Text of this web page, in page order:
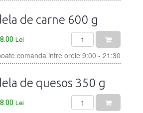
de carne 600 g
Lei
comanda intre orele 9:00 - 21:30
de quesos 350 g
Lei